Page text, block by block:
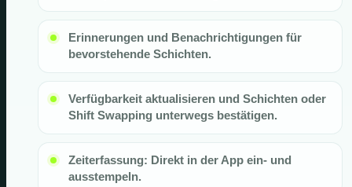
Erinnerungen und Benachrichtigungen für
bevorstehende Schichten.
Verfügbarkeit aktualisieren und Schichten oder
Shift Swapping unterwegs bestätigen.
Zeiterfassung: Direkt in der App ein- und
ausstempeln.